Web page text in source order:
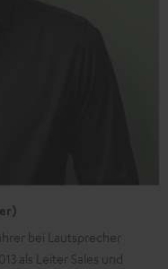
bei Lautsprecher
als Leiter Sales und